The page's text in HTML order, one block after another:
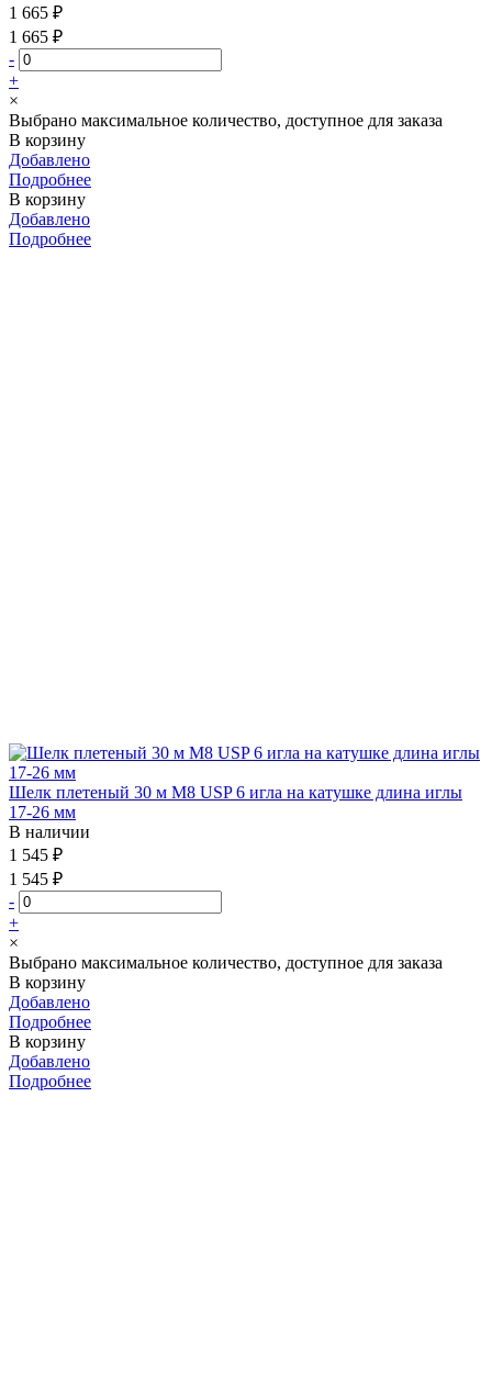
1 665 ₽
1 665 ₽
-
+
×
Выбрано максимальное количество, доступное для заказа
В корзину
Добавлено
Подробнее
В корзину
Добавлено
Подробнее
Шелк плетеный 30 м М8 USP 6 игла на катушке длина иглы
17-26 мм
В наличии
1 545 ₽
1 545 ₽
-
+
×
Выбрано максимальное количество, доступное для заказа
В корзину
Добавлено
Подробнее
В корзину
Добавлено
Подробнее